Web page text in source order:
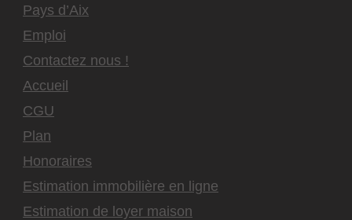
Pays d’Aix
Emploi
Contactez nous !
Accueil
CGU
Plan
Honoraires
Estimation immobilière en ligne
Estimation de loyer maison